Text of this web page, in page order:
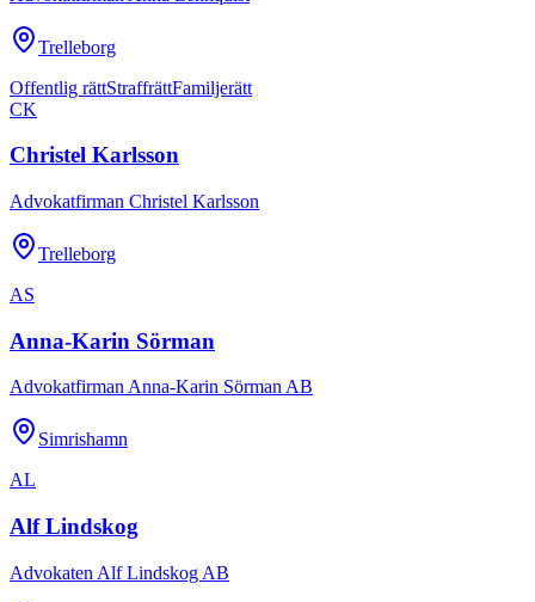
Trelleborg
Offentlig rättStraffrättFamiljerätt
CK
Christel Karlsson
Advokatfirman Christel Karlsson
Trelleborg
AS
Anna-Karin Sörman
Advokatfirman Anna-Karin Sörman AB
Simrishamn
AL
Alf Lindskog
Advokaten Alf Lindskog AB